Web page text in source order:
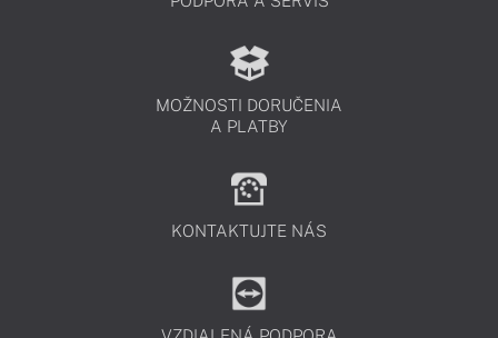
MOŽNOSTI DORUČENIA
A PLATBY
KONTAKTUJTE NÁS